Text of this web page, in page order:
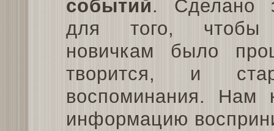
событий. Сделано
для того,
новичкам было
творится, и
воспоминания. Нам
информацию